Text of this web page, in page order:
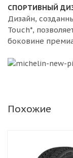
СПОРТИВНЫЙ
Дизайн,
Touch*,
боковине
Похожие